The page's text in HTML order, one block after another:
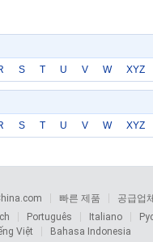
S T U V W XYZ
S T U V W XYZ
빠른 제품 공급업
Português Italiano
Việt Bahasa Indonesia